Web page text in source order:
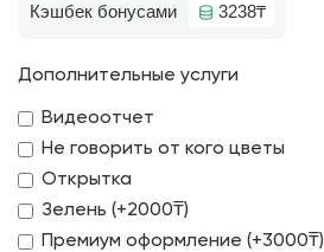
Кэшбек бонусами 3238₸
Дополнительные услуги
Видеоотчет
Не говорить от кого цветы
Открытка
Зелень (+2000₸)
Премиум оформление (+3000₸)